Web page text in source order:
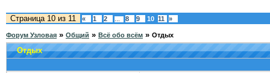
Страница 10 из 11 « 1 2 … 8 9 10 11 »
Форум Узловая » Общий » Всё обо всём » Отдых
Отдых